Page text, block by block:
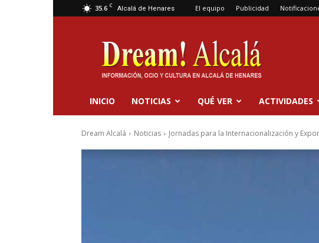
35.6 C Alcalá de Henares El equipo Publicidad
Dream
Alcalá
INICIO NOTICIAS QUÉ VER ACTIVIDADES
Dream Alcalá Noticias Jornadas para la Internacionalización y